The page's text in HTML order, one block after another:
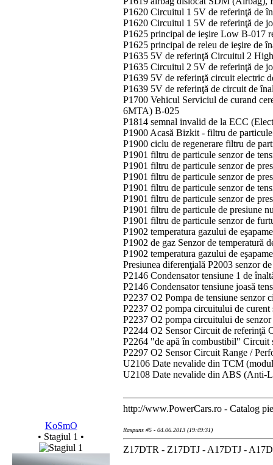
P1620 Circuitul 1 5V de referinţă de
P1620 Circuitul 1 5V de referinţă de
P1625 principal de ieşire Low B-017
P1625 principal de releu de ieşire de
P1635 5V de referinţă Circuitul 2
P1635 Circuitul 2 5V de referinţă de
P1639 5V de referinţă circuit electric
P1639 5V de referinţă de circuit de
P1700 Vehicul Serviciul de curand
6MTA) B-025
P1814 semnal invalid de la ECC
P1900 Acasă Bizkit - filtru de
P1900 ciclu de regenerare filtru de
P1901 filtru de particule senzor de
P1901 filtru de particule senzor de
P1901 filtru de particule senzor de
P1901 filtru de particule senzor de
P1901 filtru de particule senzor de
P1901 filtru de particule de presiune
P1901 filtru de particule senzor de
P1902 temperatura gazului de
P1902 de gaz Senzor de temperatură
P1902 temperatura gazului de
Presiunea diferenţială P2003 senzor
P2146 Condensator tensiune 1 de
P2146 Condensator tensiune joasă
P2237 O2 Pompa de tensiune senzor
P2237 O2 pompa circuitului de curent
P2237 O2 pompa circuitului de
P2244 O2 Sensor Circuit de referinţă
P2264 "de apă în combustibil" Circuit
P2297 O2 Sensor Circuit Range /
U2106 Date nevalide din TCM
U2108 Date nevalide din ABS (Anti-
http://www.PowerCars.ro - Catalog
KoSmO
• Stagiul 1 •
Raspuns #5 - 04.06.2013 (19:49:31)
Z17DTR - Z17DTJ - A17DTJ -